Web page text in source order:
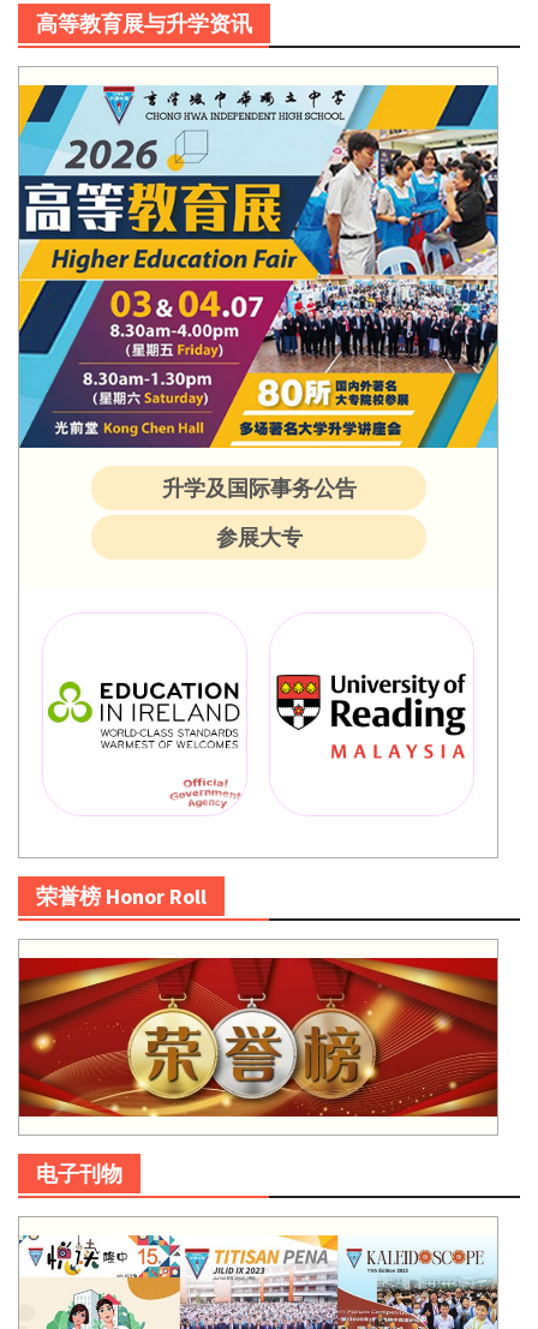
高等教育展与升学资讯
升学及国际事务公告
参展大专
荣誉榜 Honor Roll
电子刊物